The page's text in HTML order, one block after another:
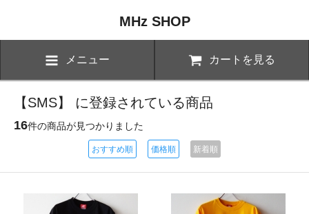
MHz SHOP
メニュー カートを見る
【SMS】 に登録されている商品
16件の商品が見つかりました
おすすめ順 価格順 新着順